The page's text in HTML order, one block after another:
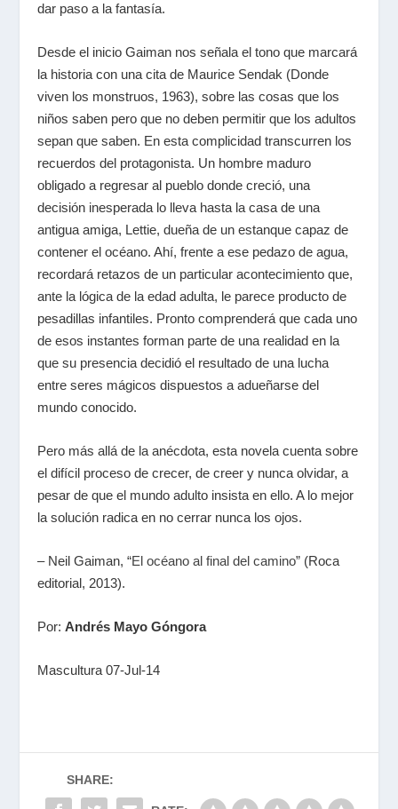
dar paso a la fantasía.
Desde el inicio Gaiman nos señala el tono que marcará
la historia con una cita de Maurice Sendak (Donde
viven los monstruos, 1963), sobre las cosas que los
niños saben pero que no deben permitir que los adultos
sepan que saben. En esta complicidad transcurren los
recuerdos del protagonista. Un hombre maduro
obligado a regresar al pueblo donde creció, una
decisión inesperada lo lleva hasta la casa de una
antigua amiga, Lettie, dueña de un estanque capaz de
contener el océano. Ahí, frente a ese pedazo de agua,
recordará retazos de un particular acontecimiento que,
ante la lógica de la edad adulta, le parece producto de
pesadillas infantiles. Pronto comprenderá que cada uno
de esos instantes forman parte de una realidad en la
que su presencia decidió el resultado de una lucha
entre seres mágicos dispuestos a adueñarse del
mundo conocido.
Pero más allá de la anécdota, esta novela cuenta sobre
el difícil proceso de crecer, de creer y nunca olvidar, a
pesar de que el mundo adulto insista en ello. A lo mejor
la solución radica en no cerrar nunca los ojos.
– Neil Gaiman,“El océano al final del camino” (Roca
editorial, 2013).
Por:Andrés Mayo Góngora
Mascultura 07-Jul-14
SHARE: